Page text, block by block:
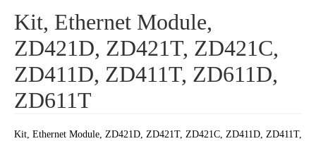
Kit, Ethernet Module,
ZD421D, ZD421T, ZD421C,
ZD411D, ZD411T, ZD611D,
ZD611T
Kit, Ethernet Module, ZD421D, ZD421T, ZD421C, ZD411D, ZD411T,